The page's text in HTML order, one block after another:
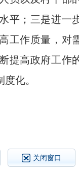
平；三是进一
工作质量，对
提高政府工作
化。
关闭窗口